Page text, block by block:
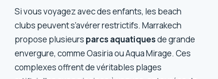
Si vous voyagez avec des enfants, les beach
clubs peuvent s’avérer restrictifs. Marrakech
propose plusieurs parcs aquatiquesde grande
envergure, comme Oasiria ou Aqua Mirage. Ces
complexes offrent de véritables plages